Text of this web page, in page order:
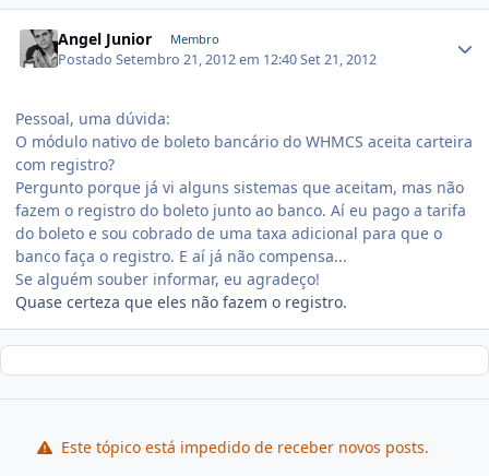
Angel Junior Membro
PostadoSetembro 21, 2012 em 12:40Set 21, 2012
Pessoal, uma dúvida:
O módulo nativo de boleto bancário do WHMCS aceita carteira
com registro?
Pergunto porque já vi alguns sistemas que aceitam, mas não
fazem o registro do boleto junto ao banco. Aí eu pago a tarifa
do boleto e sou cobrado de uma taxa adicional para que o
banco faça o registro. E aí já não compensa...
Se alguém souber informar, eu agradeço!
Quase certeza que eles não fazem o registro.
Este tópico está impedido de receber novos posts.